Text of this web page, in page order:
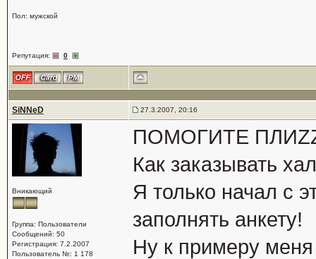
Пол: мужской
Репутация: 0
SiNNeD 27.3.2007, 20:16
Вникающий
Группа: Пользователи
Сообщений: 50
Регистрация: 7.2.2007
Пользователь №: 1 178
ПОМОГИТЕ
Как заказывать
Я только начал с
заполнять анкету!
Ну к примеру